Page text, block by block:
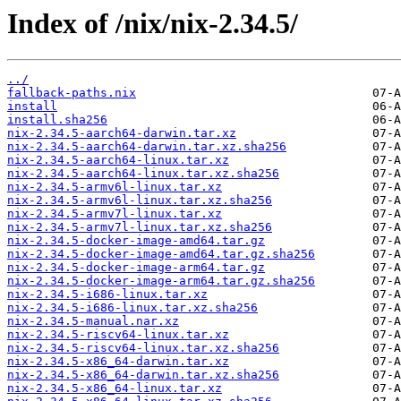
Index of /nix/nix-2.34.5/
../
fallback-paths.nix
install
install.sha256
nix-2.34.5-aarch64-darwin.tar.xz
nix-2.34.5-aarch64-darwin.tar.xz.sha256
nix-2.34.5-aarch64-linux.tar.xz
nix-2.34.5-aarch64-linux.tar.xz.sha256
nix-2.34.5-armv6l-linux.tar.xz
nix-2.34.5-armv6l-linux.tar.xz.sha256
nix-2.34.5-armv7l-linux.tar.xz
nix-2.34.5-armv7l-linux.tar.xz.sha256
nix-2.34.5-docker-image-amd64.tar.gz
nix-2.34.5-docker-image-amd64.tar.gz.sha256
nix-2.34.5-docker-image-arm64.tar.gz
nix-2.34.5-docker-image-arm64.tar.gz.sha256
nix-2.34.5-i686-linux.tar.xz
nix-2.34.5-i686-linux.tar.xz.sha256
nix-2.34.5-manual.nar.xz
nix-2.34.5-riscv64-linux.tar.xz
nix-2.34.5-riscv64-linux.tar.xz.sha256
nix-2.34.5-x86_64-darwin.tar.xz
nix-2.34.5-x86_64-darwin.tar.xz.sha256
nix-2.34.5-x86_64-linux.tar.xz